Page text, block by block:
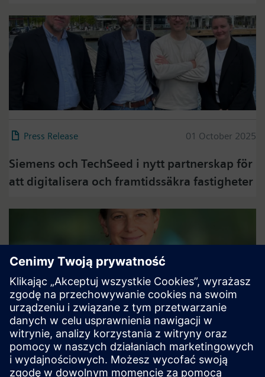
Press Release 01 October 2025
Siemens och TechSeed i nytt partnerskap för
att digitalisera och framtidssäkra fastigheter
Press Release 23 September 2025
Andrea Waenerlund ny vd för Siemens i